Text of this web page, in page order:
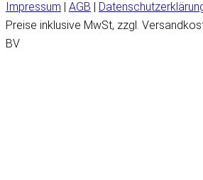
Impressum | AGB |
Preise inklusive MwSt, zzgl.
BV